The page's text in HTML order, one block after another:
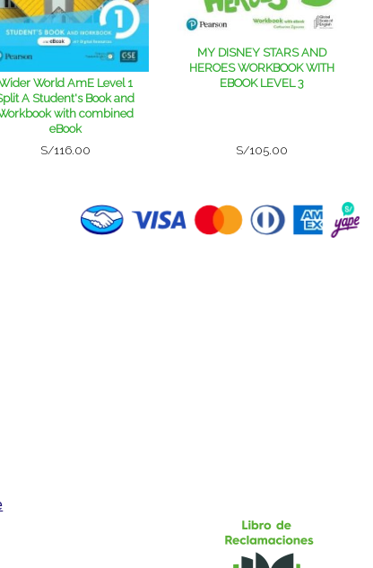
World AmE Level 1
A Student's Book and
with combined
eBook
S/116.00
MY DISNEY STARS AND
HEROES WORKBOOK WITH
EBOOK LEVEL 3
S/105.00